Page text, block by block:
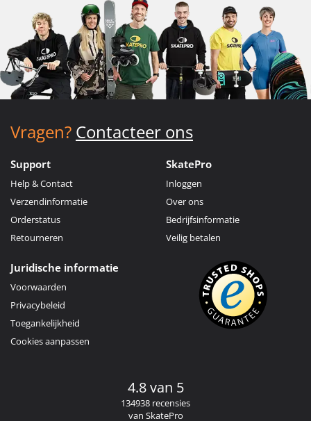
Vragen? Contacteer ons
Support
Help & Contact
Verzendinformatie
Orderstatus
Retourneren
SkatePro
Inloggen
Over ons
Bedrijfsinformatie
Veilig betalen
Juridische informatie
Voorwaarden
Privacybeleid
Toegankelijkheid
Cookies aanpassen
4.8 van 5
134938 recensies
van SkatePro